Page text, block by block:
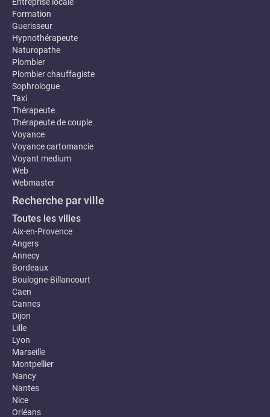
Formation
Guerisseur
Hypnothérapeute
Naturopathe
Plombier
Plombier chauffagiste
Sophrologue
Taxi
Thérapeute
Thérapeute de couple
Voyance
Voyance cartomancie
Voyant medium
Web
Webmaster
Recherche par ville
Toutes les villes
Aix-en-Provence
Angers
Annecy
Bordeaux
Boulogne-Billancourt
Caen
Cannes
Dijon
Lille
Lyon
Marseille
Montpellier
Nancy
Nantes
Nice
Orléans